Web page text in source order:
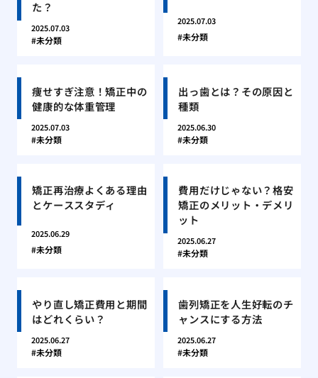
た？
2025.07.03
未分類
2025.07.03
未分類
痩せすぎ注意！矯正中の
健康的な体重管理
2025.07.03
未分類
出っ歯とは？その原因と
種類
2025.06.30
未分類
矯正再治療よくある理由
とケーススタディ
2025.06.29
未分類
費用だけじゃない？格安
矯正のメリット・デメリ
ット
2025.06.27
未分類
やり直し矯正費用と期間
はどれくらい？
2025.06.27
未分類
歯列矯正を人生好転のチ
ャンスにする方法
2025.06.27
未分類